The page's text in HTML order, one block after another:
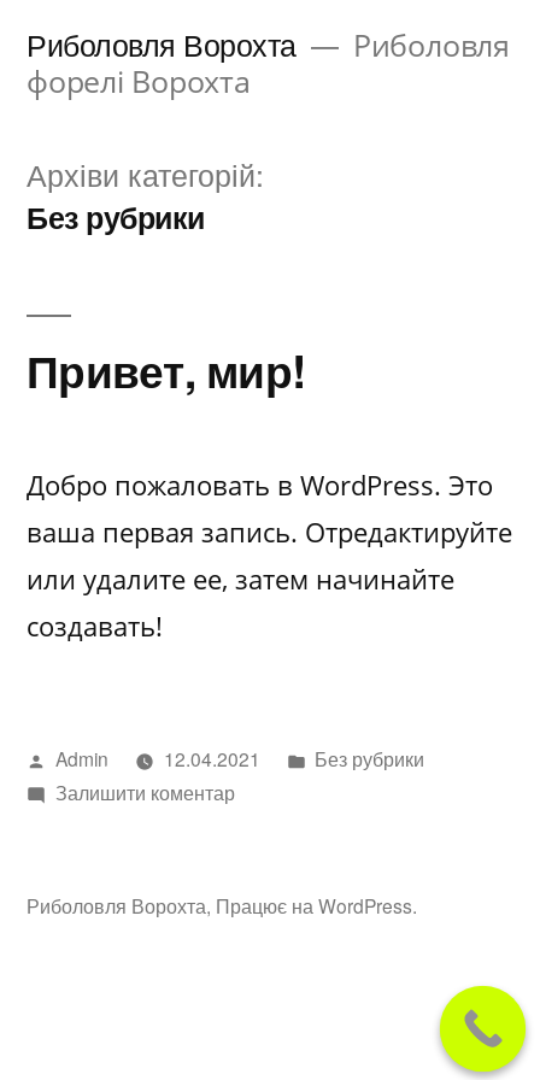
до
Риболовля Ворохта
Риболовля
форелі Ворохта
Архіви категорій:
Без рубрики
Привет, мир!
Добро пожаловать в WordPress. Это
ваша первая запись. Отредактируйте
или удалите ее, затем начинайте
создавать!
Написано
автором
Admin 12.04.2021
Опубліковано
Без рубрики
Залишити коментардо
Риболовля Ворохта, Працює на WordPress.